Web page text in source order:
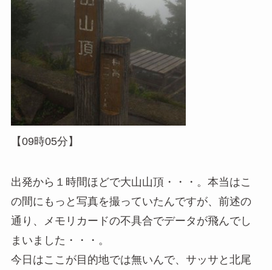
【09時05分】
出発から１時間ほどで大山山頂・・・。本当はこ
の間にもっと写真を撮っていたんですが、前述の
通り、メモリカードの不具合でデータが飛んでし
まいました・・・。
今日はここが目的地では無いんで、サッサと北尾